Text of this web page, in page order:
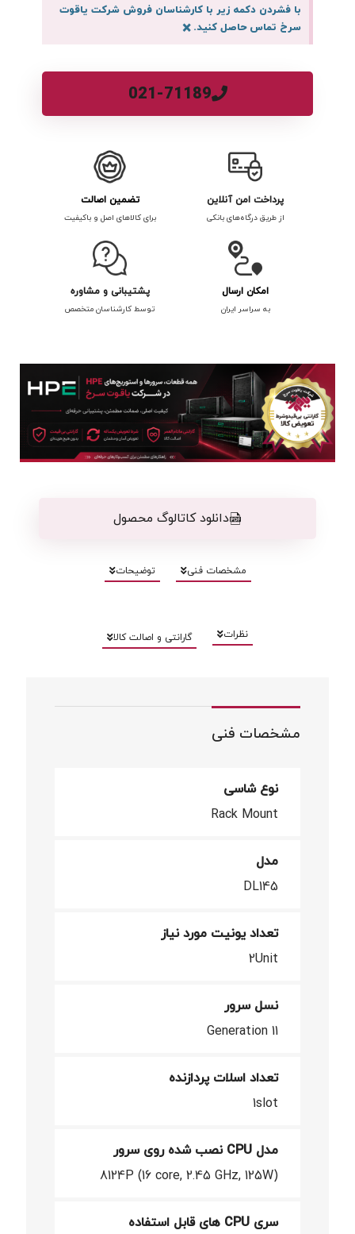
با فشردن دکمه زیر با کارشناسان فروش شرکت یاقوت
سرخ تماس حاصل کنید.×
021-71189
پرداخت امن آنلاین
از طریق درگاه‌های بانکی
تضمین اصالت
برای کالاهای اصل و باکیفیت
امکان ارسال
به سراسر ایران
پشتیبانی و مشاوره
توسط کارشناسان متخصص
دانلود کاتالوگ محصول
مشخصات فنی توضیحات
نظرات گارانتی و اصالت کالا
مشخصات فنی
نوع شاسی
Rack Mount
مدل
DL145
تعداد یونیت مورد نیاز
2Unit
نسل سرور
Generation 11
تعداد اسلات پردازنده
1slot
مدل CPU نصب شده روی سرور
8124P (16 core, 2.45 GHz, 125W)
سری CPU های قابل استفاده